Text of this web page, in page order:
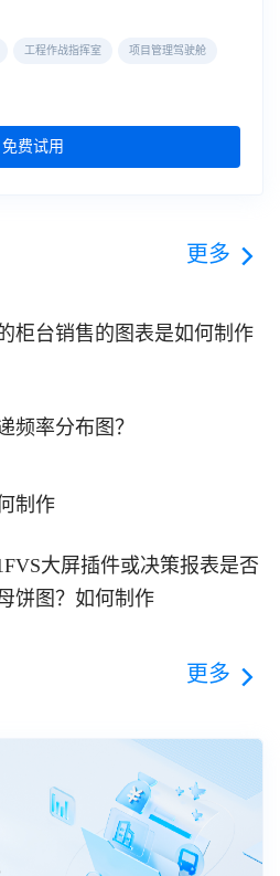
工程作战指挥室 项目管理驾驶舱
免费试用
更多
柜台销售的图表是如何制作
频率分布图？
制作
大屏插件或决策报表是否
饼图？如何制作
更多